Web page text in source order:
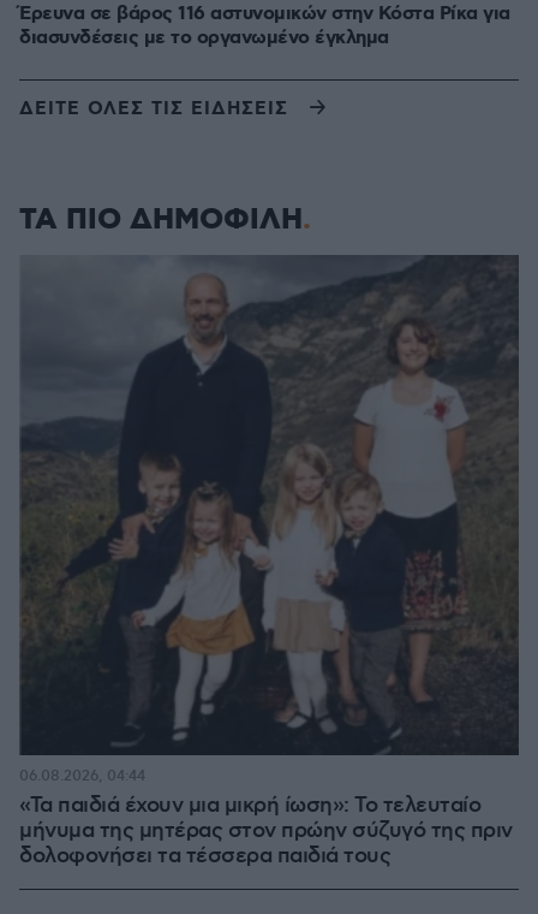
Έρευνα σε βάρος 116 αστυνομικών στην Κόστα Ρίκα για
διασυνδέσεις με το οργανωμένο έγκλημα
ΔΕΙΤΕ ΟΛΕΣ ΤΙΣ ΕΙΔΗΣΕΙΣ
ΤΑ ΠΙΟ ΔΗΜΟΦΙΛΗ
«Τα παιδιά έχουν μια μικρή ίωση»: Το τελευταίο
μήνυμα της μητέρας στον πρώην σύζυγό της πριν
δολοφονήσει τα τέσσερα παιδιά τους
06.08.2026, 04:44